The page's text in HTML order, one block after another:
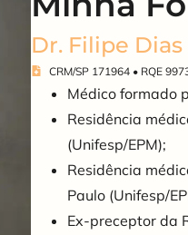
Dr. Filipe Dias
CRM/SP 171964 • RQE
Médico formado
Residência
(Unifesp/EPM);
Residência
Paulo (Unifesp/
Ex-preceptor da